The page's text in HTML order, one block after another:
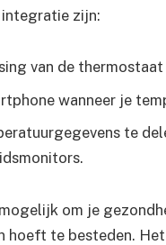
integratie zijn:
van de
wanneer je
te
om je
hoeft te besteden.